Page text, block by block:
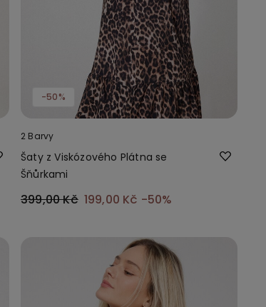
-50%
2 Barvy
Šaty z Viskózového Plátna se
Šňůrkami
399,00 Kč 199,00 Kč -50%